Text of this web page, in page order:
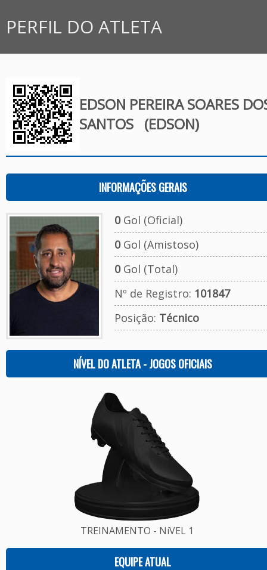
PERFIL DO ATLETA
EDSON PEREIRA SOARES
SANTOS (EDSON)
INFORMAÇÕES GERAIS
0Gol (Oficial)
0Gol (Amistoso)
0Gol (Total)
Nº de Registro: 101847
Posição: Técnico
NÍVEL DO ATLETA - JOGOS OFICIAIS
TREINAMENTO - NíVEL 1
EQUIPE ATUAL